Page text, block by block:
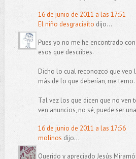
16 de junio de 2011 a las 17:51
El niño desgraciaíto dijo...
Pues yo no me he encontrado
esos que describes.
Dicho lo cual reconozco que veo
más de lo que deberían, me temo.
Tal vez los que dicen que no ven
ven anuncios, no sé, puede ser
16 de junio de 2011 a las 17:56
molinos dijo...
Querido y apreciado Jesús